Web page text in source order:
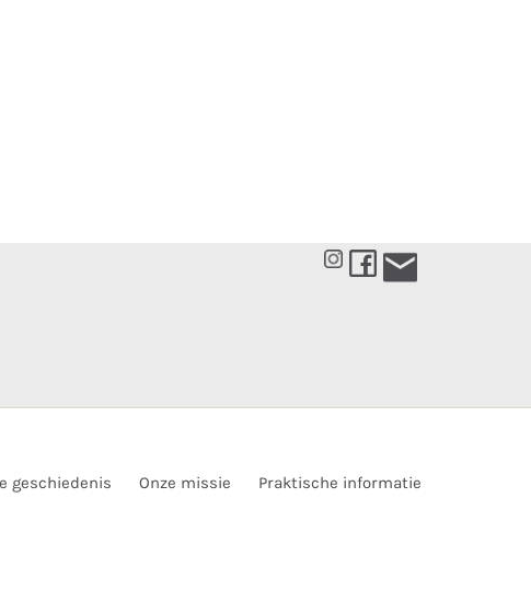
geschiedenis Onze missie Praktische informatie